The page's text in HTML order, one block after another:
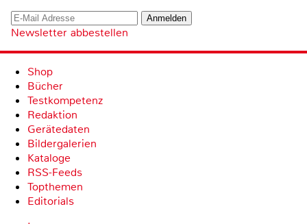
Newsletter abbestellen
Shop
Bücher
Testkompetenz
Redaktion
Gerätedaten
Bildergalerien
Kataloge
RSS-Feeds
Topthemen
Editorials